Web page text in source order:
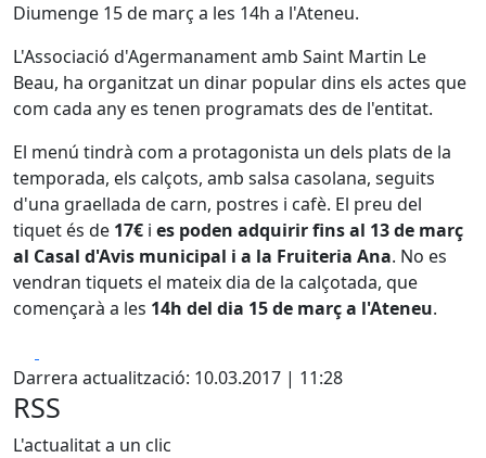
Diumenge 15 de març a les 14h a l'Ateneu.
L'Associació d'Agermanament amb Saint Martin Le
Beau, ha organitzat un dinar popular dins els actes que
com cada any es tenen programats des de l'entitat.
El menú tindrà com a protagonista un dels plats de la
temporada, els calçots, amb salsa casolana, seguits
d'una graellada de carn, postres i cafè. El preu del
tiquet és de 17€ i es poden adquirir fins al 13 de març
al Casal d'Avis municipal i a la Fruiteria Ana. No es
vendran tiquets el mateix dia de la calçotada, que
començarà a les 14h del dia 15 de març a l'Ateneu.
Darrera actualització: 10.03.2017 | 11:28
RSS
L'actualitat a un clic